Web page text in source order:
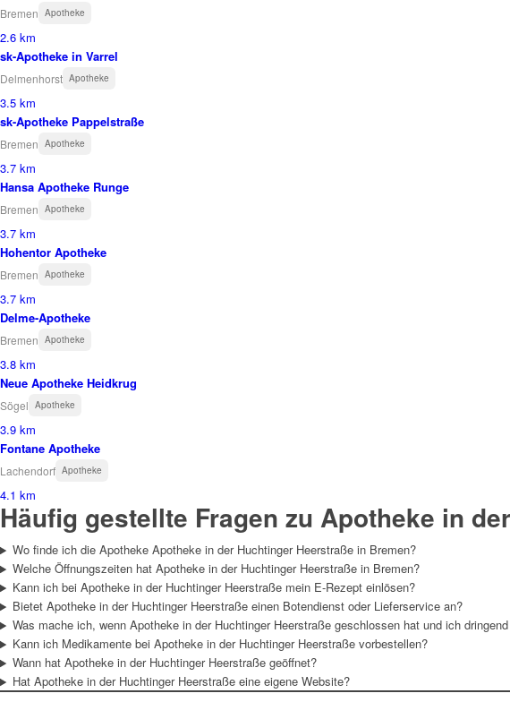
Bremen Apotheke
2.6 km
sk-Apotheke in Varrel
Delmenhorst Apotheke
3.5 km
sk-Apotheke Pappelstraße
Bremen Apotheke
3.7 km
Hansa Apotheke Runge
Bremen Apotheke
3.7 km
Hohentor Apotheke
Bremen Apotheke
3.7 km
Delme-Apotheke
Bremen Apotheke
3.8 km
Neue Apotheke Heidkrug
Sögel Apotheke
3.9 km
Fontane Apotheke
Lachendorf Apotheke
4.1 km
Häufig gestellte Fragen zu Apotheke in
Wo finde ich die Apotheke Apotheke in der Huchtinger Heerstraße in Bremen?
Welche Öffnungszeiten hat Apotheke in der Huchtinger Heerstraße in Bremen?
Kann ich bei Apotheke in der Huchtinger Heerstraße mein E-Rezept einlösen?
Bietet Apotheke in der Huchtinger Heerstraße einen Botendienst oder Lieferservice an?
Was mache ich, wenn Apotheke in der Huchtinger Heerstraße geschlossen hat und ich
Kann ich Medikamente bei Apotheke in der Huchtinger Heerstraße vorbestellen?
Wann hat Apotheke in der Huchtinger Heerstraße geöffnet?
Hat Apotheke in der Huchtinger Heerstraße eine eigene Website?